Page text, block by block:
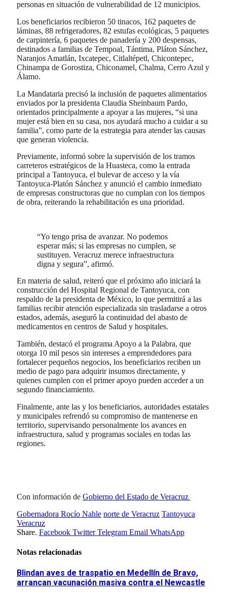
personas en situación de vulnerabilidad de 12 municipios.
Los beneficiarios recibieron 50 tinacos, 162 paquetes de
láminas, 88 refrigeradores, 82 estufas ecológicas, 5 paquetes
de carpintería, 6 paquetes de panadería y 200 despensas,
destinados a familias de Tempoal, Tántima, Pláton Sánchez,
Naranjos Amatlán, Ixcatepec, Citlaltépetl, Chicontepec,
Chinampa de Gorostiza, Chiconamel, Chalma, Cerro Azul y
Álamo.
La Mandataria precisó la inclusión de paquetes alimentarios
enviados por la presidenta Claudia Sheinbaum Pardo,
orientados principalmente a apoyar a las mujeres, “si una
mujer está bien en su casa, nos ayudará mucho a cuidar a su
familia”, como parte de la estrategia para atender las causas
que generan violencia.
Previamente, informó sobre la supervisión de los tramos
carreteros estratégicos de la Huasteca, como la entrada
principal a Tantoyuca, el bulevar de acceso y la vía
Tantoyuca-Platón Sánchez y anunció el cambio inmediato
de empresas constructoras que no cumplan con los tiempos
de obra, reiterando la rehabilitación es una prioridad.
“Yo tengo prisa de avanzar. No podemos
esperar más; si las empresas no cumplen, se
sustituyen. Veracruz merece infraestructura
digna y segura”, afirmó.
En materia de salud, reiteró que el próximo año iniciará la
construcción del Hospital Regional de Tantoyuca, con
respaldo de la presidenta de México, lo que permitirá a las
familias recibir atención especializada sin trasladarse a otros
estados, además, aseguró la continuidad del abasto de
medicamentos en centros de Salud y hospitales.
También, destacó el programa Apoyo a la Palabra, que
otorga 10 mil pesos sin intereses a emprendedores para
fortalecer pequeños negocios, los beneficiarios reciben un
medio de pago para adquirir insumos directamente, y
quienes cumplen con el primer apoyo pueden acceder a un
segundo financiamiento.
Finalmente, ante las y los beneficiarios, autoridades estatales
y municipales refrendó su compromiso de mantenerse en
territorio, supervisando personalmente los avances en
infraestructura, salud y programas sociales en todas las
regiones.
Con información de Gobierno del Estado de Veracruz
Gobernadora Rocío Nahle norte de Veracruz Tantoyuca
Veracruz
Share. Facebook Twitter Telegram Email WhatsApp
Notas relacionadas
Blindan aves de traspatio en Medellín de Bravo,
arrancan vacunación masiva contra el Newcastle